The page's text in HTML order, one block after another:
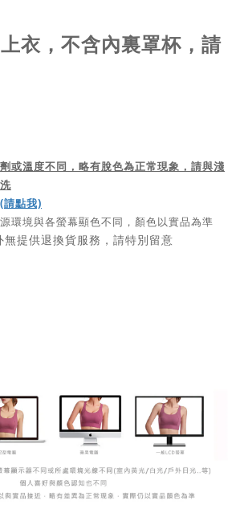
衣，不含內裏罩杯，請
或溫度不同，略有脫色為正常現象，請與淺
請點我)
環境與各螢幕顯色不同，顏色以實品為準
無提供退換貨服務，請特別留意